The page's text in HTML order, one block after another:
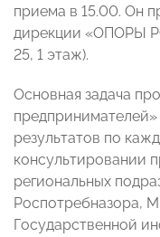
приема в 15.00. Он
дирекции «ОПОРЫ
25, 1 этаж).
Основная задача
результатов по
консультировании
региональных
Роспотребназора,
Государственной